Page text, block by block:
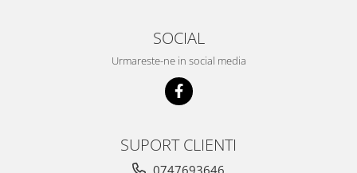
SOCIAL
Urmareste-ne in social media
SUPORT CLIENTI